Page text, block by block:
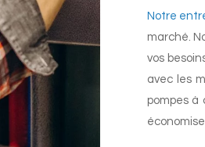
Notre
marché.
vos
avec les
pompes à